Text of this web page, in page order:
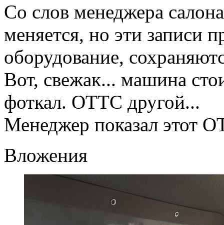
Со слов менеджера
меняется, но эти записи
оборудование,
Вот, свежак... машина
фоткал. ОТТС другой...
Менеджер показал этот
Вложения